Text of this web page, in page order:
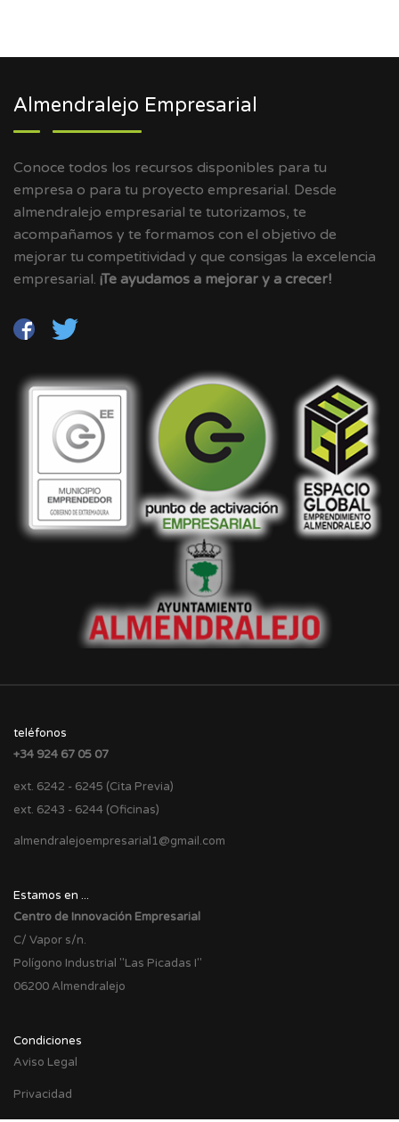
Almendralejo Empresarial
Conoce todos los recursos disponibles para tu
empresa o para tu proyecto empresarial. Desde
almendralejo empresarial te tutorizamos, te
acompañamos y te formamos con el objetivo de
mejorar tu competitividad y que consigas la excelencia
empresarial. ¡Te ayudamos a mejorar y a crecer!
teléfonos
+34 924 67 05 07
ext. 6242 - 6245 (Cita Previa)
ext. 6243 - 6244 (Oficinas)
almendralejoempresarial1@gmail.com
Estamos en ...
Centro de Innovación Empresarial
C/ Vapor s/n.
Polígono Industrial "Las Picadas I"
06200 Almendralejo
Condiciones
Aviso Legal
Privacidad